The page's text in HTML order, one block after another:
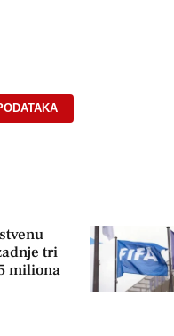
tri
miliona